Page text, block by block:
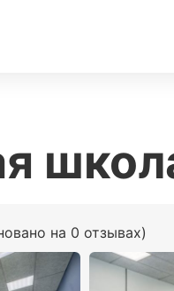
на 0 отзывах)